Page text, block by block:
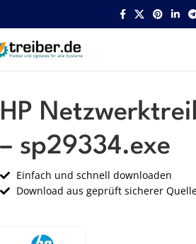
Startseite HP Netzwerk
HP
– sp29334.exe
Einfach und schnell downloaden
Download aus geprüft sicherer